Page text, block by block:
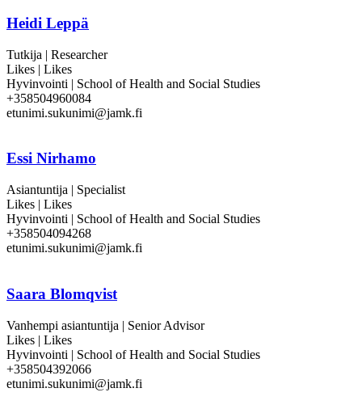
Heidi Leppä
Tutkija | Researcher
Likes | Likes
Hyvinvointi | School of Health and Social Studies
+358504960084
etunimi.sukunimi@jamk.fi
Essi Nirhamo
Asiantuntija | Specialist
Likes | Likes
Hyvinvointi | School of Health and Social Studies
+358504094268
etunimi.sukunimi@jamk.fi
Saara Blomqvist
Vanhempi asiantuntija | Senior Advisor
Likes | Likes
Hyvinvointi | School of Health and Social Studies
+358504392066
etunimi.sukunimi@jamk.fi